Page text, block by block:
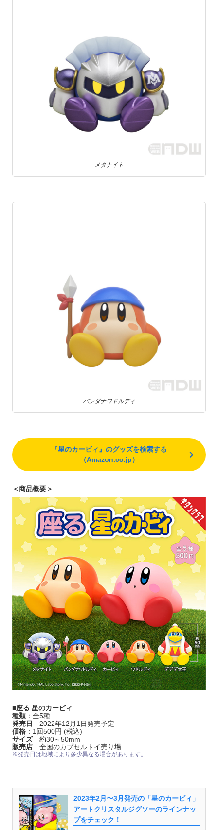
メタナイト
バンダナワドルディ
『星のカービィ』のグッズを検索する
（Amazon.co.jp）
＜商品概要＞
■座る 星のカービィ
種類：全5種
発売日 ：2022年12月1日発売予定
価格：1回500円 (税込)
サイズ：約30～50mm
販売店：全国のカプセルトイ売り場
※発売日は地域により多少異なる場合があります。
2023年2月〜3月発売の「星のカービィ」
アートクリスタルジグソーのラインナッ
プをチェック！